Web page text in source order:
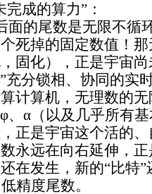
成的算力”：
面的尾数是无限不循
死掉的固定数值！
固化），正是宇宙
充分锁相、协同的实
计算机，无理数的
、α（以及几乎所有
正是宇宙这个活的
永远在向右延伸，
在发生，新的“比特
精度尾数。